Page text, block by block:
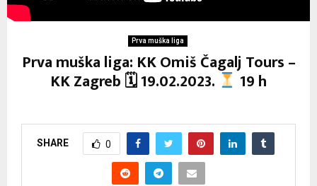
Prva muška liga
Prva muška liga: KK Omiš Čagalj Tours –
KK Zagreb 🗓 19.02.2023. 19 h
SHARE 0